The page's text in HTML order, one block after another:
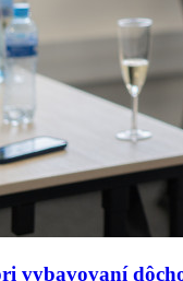
vybavovaní